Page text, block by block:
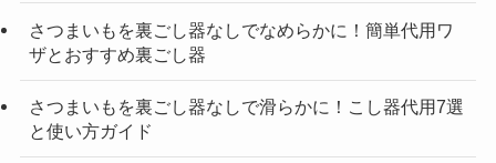
さつまいもを裏ごし器なしでなめらかに！簡単代用ワ
ザとおすすめ裏ごし器
さつまいもを裏ごし器なしで滑らかに！こし器代用7選
と使い方ガイド